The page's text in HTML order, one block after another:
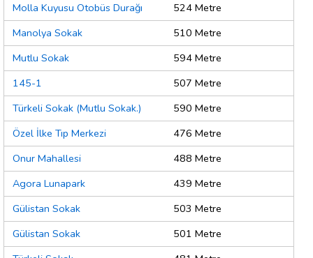
Molla Kuyusu Otobüs Durağı
524 Metre
Manolya Sokak
510 Metre
Mutlu Sokak
594 Metre
145-1
507 Metre
Türkeli Sokak (Mutlu Sokak.)
590 Metre
Özel İlke Tıp Merkezi
476 Metre
Onur Mahallesi
488 Metre
Agora Lunapark
439 Metre
Gülistan Sokak
503 Metre
Gülistan Sokak
501 Metre